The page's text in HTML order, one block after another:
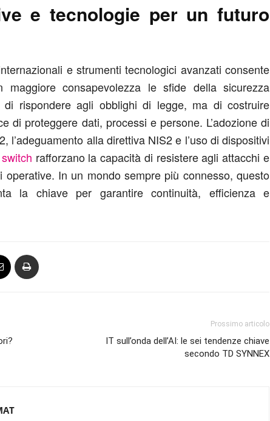
e tecnologie per un futuro
e strumenti tecnologici avanzati consente
consapevolezza le sfide della sicurezza
rispondere agli obblighi di legge, ma di costruire
di proteggere dati, processi e persone. L’adozione di
l’adeguamento alla direttiva NIS2 e l’uso di dispositivi
rafforzano la capacità di resistere agli attacchi e
In un mondo sempre più connesso, questo
la chiave per garantire continuità, efficienza e
Prossimo articolo
IT sull’onda dell’AI: le sei tendenze chiave
secondo TD SYNNEX